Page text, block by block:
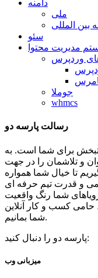
دامنه
ملی
بین المللی
سئو
مدیریت محتوا
وردپرس
جوملا
whmcs
رسالت پارسه دو
برای شما است. به
توان و تلاشمان را در جهت
تا خیال شما همواره
و قدرت تیم حرفه ای
شما رنگ واقعیت
حامی کسب و کار آنلاین
شما بمانیم.
پارسه دو را دنبال کنید:
میزبانی وب